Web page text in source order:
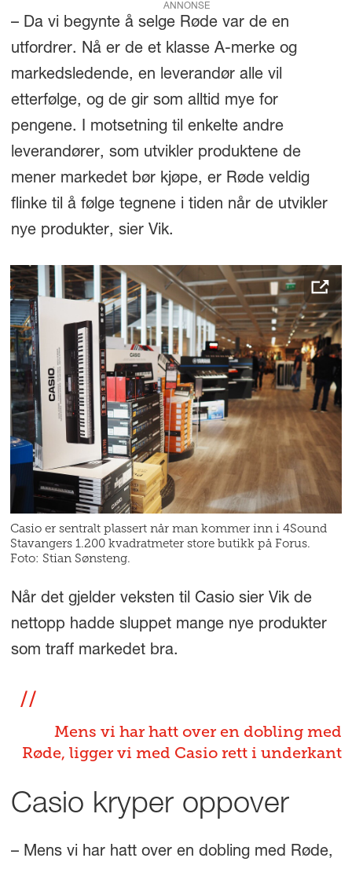
ANNONSE
– Da vi begynte å selge Røde var de en
utfordrer. Nå er de et klasse A-merke og
markedsledende, en leverandør alle vil
etterfølge, og de gir som alltid mye for
pengene. I motsetning til enkelte andre
leverandører, som utvikler produktene de
mener markedet bør kjøpe, er Røde veldig
flinke til å følge tegnene i tiden når de utvikler
nye produkter, sier Vik.
Casio er sentralt plassert når man kommer inn i 4Sound
Stavangers 1.200 kvadratmeter store butikk på Forus.
Foto: Stian Sønsteng.
Når det gjelder veksten til Casio sier Vik de
nettopp hadde sluppet mange nye produkter
som traff markedet bra.
Mens vi har hatt over en dobling med
Røde, ligger vi med Casio rett i underkant
Casio kryper oppover
– Mens vi har hatt over en dobling med Røde,